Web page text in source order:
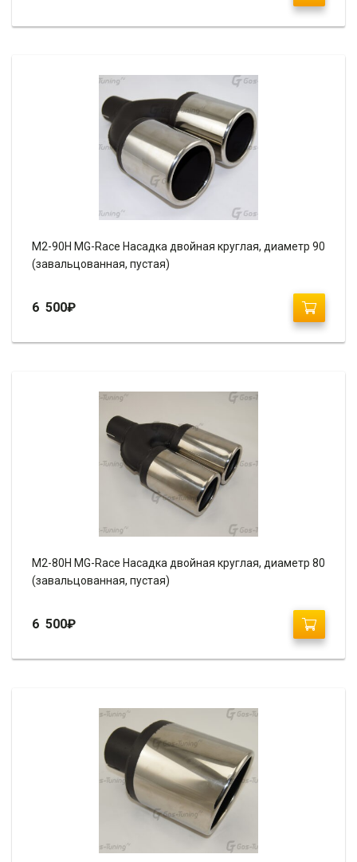
М2-90H MG-Race Насадка двойная круглая, диаметр 90
(завальцованная, пустая)
6 500₽
М2-80H MG-Race Насадка двойная круглая, диаметр 80
(завальцованная, пустая)
6 500₽